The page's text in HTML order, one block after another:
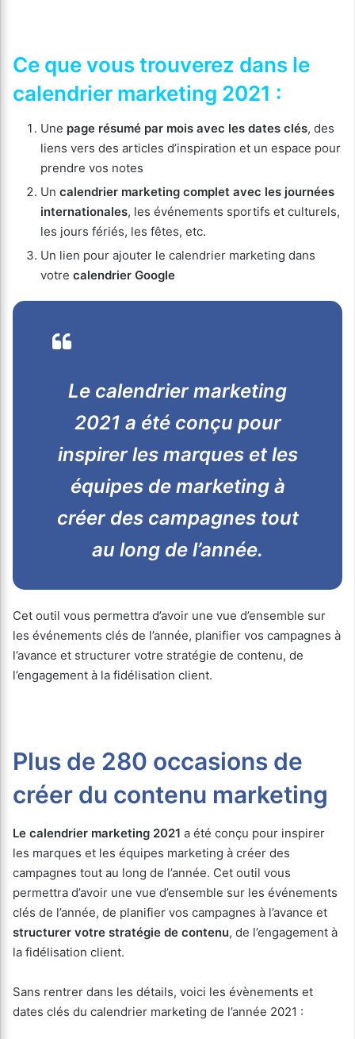
Ce que vous trouverez dans le
calendrier marketing 2021 :
Une page résumé par mois avec les dates clés, des
liens vers des articles d’inspiration et un espace pour
prendre vos notes
Un calendrier marketing complet avec les journées
internationales, les événements sportifs et culturels,
les jours fériés, les fêtes, etc.
Un lien pour ajouter le calendrier marketing dans
votre calendrier Google
Le calendrier marketing
2021 a été conçu pour
inspirer les marques et les
équipes de marketing à
créer des campagnes tout
au long de l’année.
Cet outil vous permettra d’avoir une vue d’ensemble sur
les événements clés de l’année, planifier vos campagnes à
l’avance et structurer votre stratégie de contenu, de
l’engagement à la fidélisation client.
Plus de 280 occasions de
créer du contenu marketing
Le calendrier marketing 2021 a été conçu pour inspirer
les marques et les équipes marketing à créer des
campagnes tout au long de l’année. Cet outil vous
permettra d’avoir une vue d’ensemble sur les événements
clés de l’année, de planifier vos campagnes à l’avance et
structurer votre stratégie de contenu, de l’engagement à
la fidélisation client.
Sans rentrer dans les détails, voici les évènements et
dates clés du calendrier marketing de l’année 2021 :